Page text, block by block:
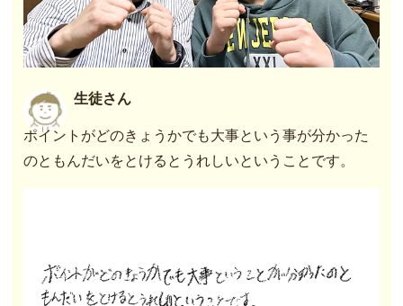
生徒さん
ポイントがどのきょうかでも大事という事が分かった
のともんだいをとけるとうれしいということです。